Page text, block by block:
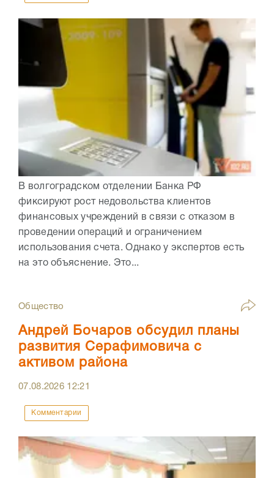
В волгоградском отделении Банка РФ
фиксируют рост недовольства клиентов
финансовых учреждений в связи с отказом в
проведении операций и ограничением
использования счета. Однако у экспертов есть
на это объяснение. Это...
Общество
Андрей Бочаров обсудил планы
развития Серафимовича с
активом района
07.08.2026 12:21
Комментарии